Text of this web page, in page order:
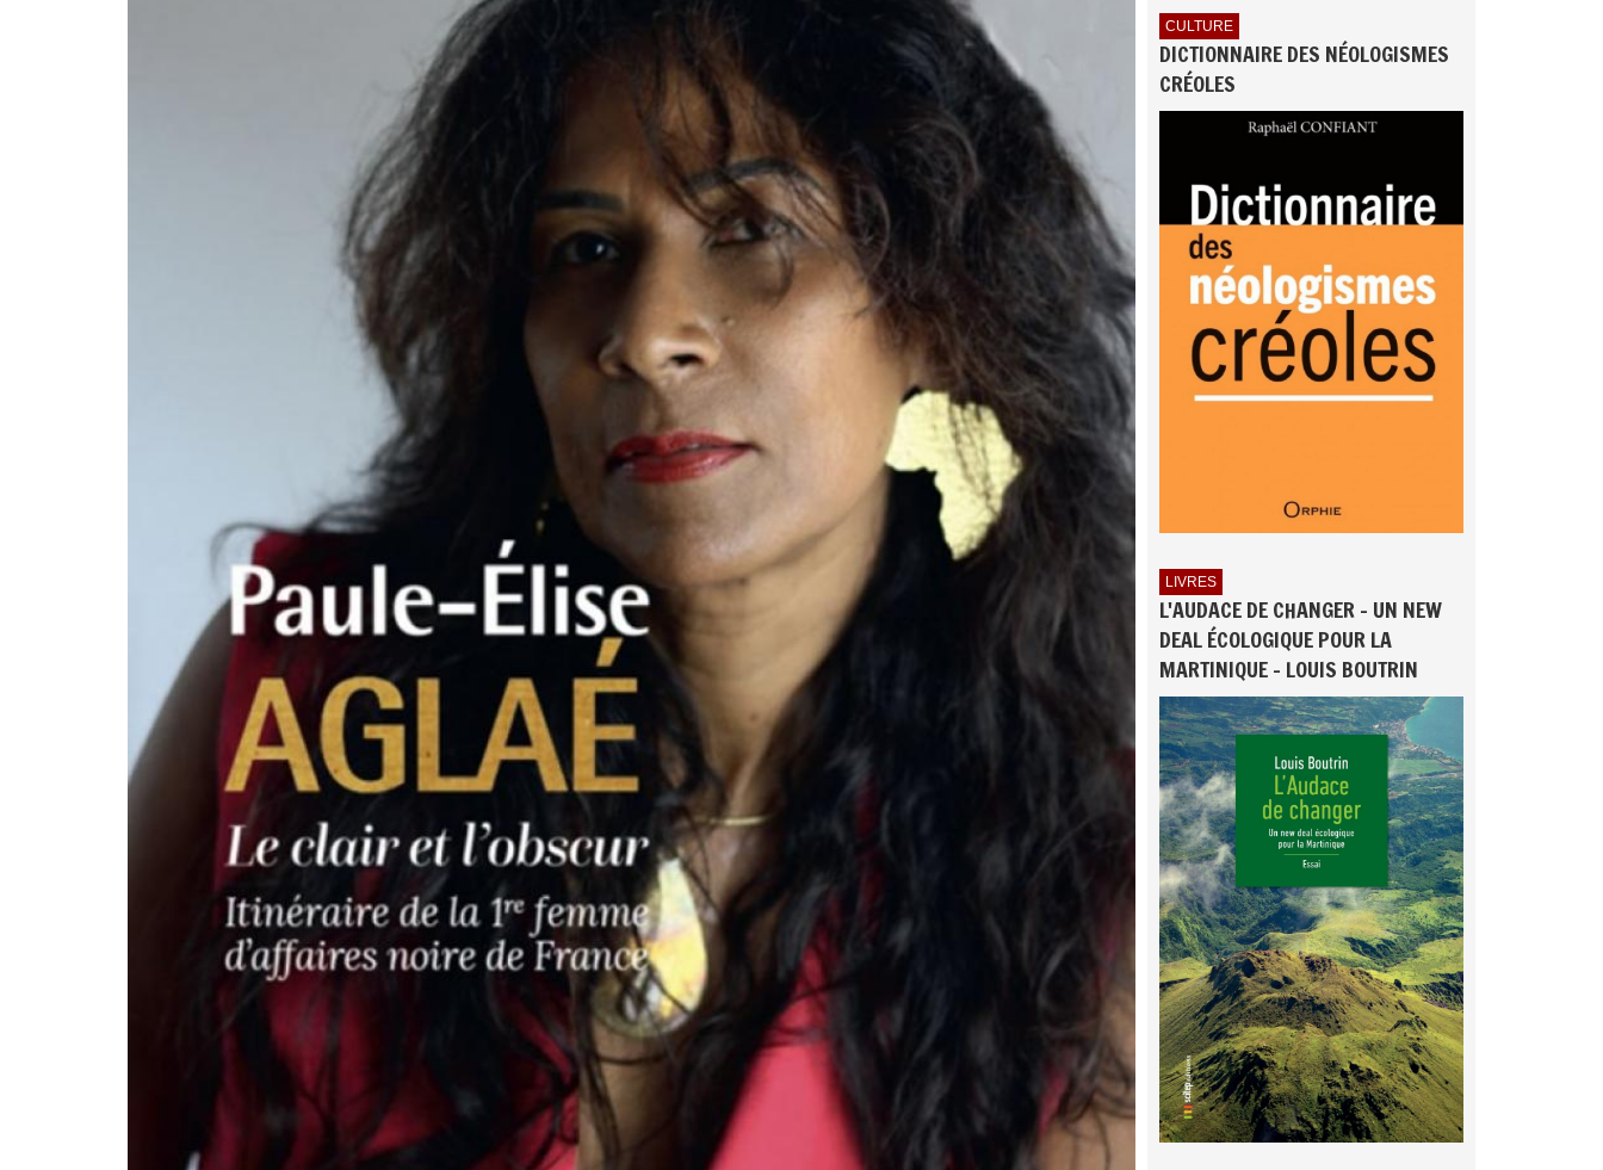
CULTURE
DICTIONNAIRE DES NÉOLOGISMES
CRÉOLES
LIVRES
L'AUDACE DE CHANGER - UN NEW
DEAL ÉCOLOGIQUE POUR LA
MARTINIQUE - LOUIS BOUTRIN